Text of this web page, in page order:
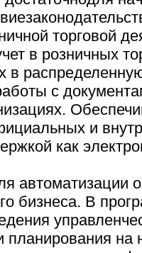
торговой
в розничных
в
с
и
как
автоматизации
бизнеса. В
планирования